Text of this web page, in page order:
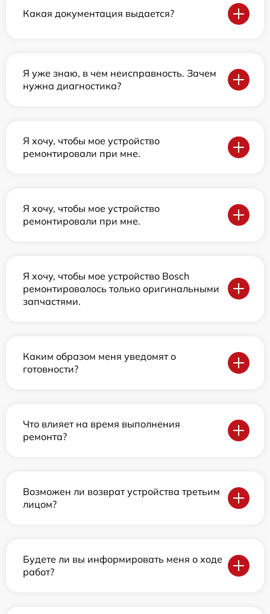
Какая документация выдается?
Я уже знаю, в чем неисправность. Зачем
нужна диагностика?
Я хочу, чтобы мое устройство
ремонтировали при мне.
Я хочу, чтобы мое устройство
ремонтировали при мне.
Я хочу, чтобы мое устройство Bosch
ремонтировалось только оригинальными
запчастями.
Каким образом меня уведомят о
готовности?
Что влияет на время выполнения
ремонта?
Возможен ли возврат устройства третьим
лицом?
Будете ли вы информировать меня о ходе
работ?